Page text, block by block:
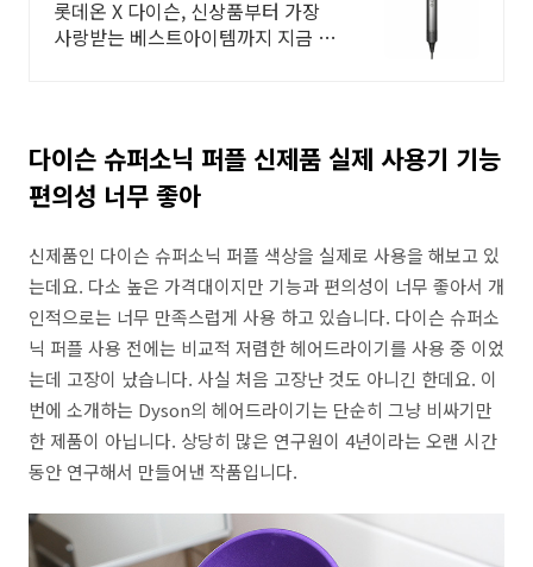
매 최대 5천원 혜택!
롯데온 X 다이슨, 신상품부터 가장
사랑받는 베스트아이템까지 지금 만
다이슨 슈퍼소닉 퍼플 신제품 실제 사용기 기능
편의성 너무 좋아
신제품인 다이슨 슈퍼소닉 퍼플 색상을 실제로 사용을 해보고 있
는데요. 다소 높은 가격대이지만 기능과 편의성이 너무 좋아서 개
인적으로는 너무 만족스럽게 사용 하고 있습니다. 다이슨 슈퍼소
닉 퍼플 사용 전에는 비교적 저렴한 헤어드라이기를 사용 중 이었
는데 고장이 났습니다. 사실 처음 고장난 것도 아니긴 한데요. 이
번에 소개하는 Dyson의 헤어드라이기는 단순히 그냥 비싸기만
한 제품이 아닙니다. 상당히 많은 연구원이 4년이라는 오랜 시간
동안 연구해서 만들어낸 작품입니다.